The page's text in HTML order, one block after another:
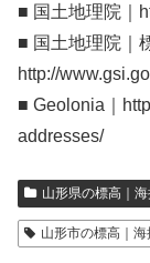
■ 国土地理院｜
■ 国土地理院｜
http://
■ Geolonia｜
addresses/
山形県の標高｜海
山形市の標高｜海